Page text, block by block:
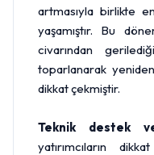
artmasıyla birlikte
yaşamıştır. Bu
civarından
toparlanarak
dikkat çekmiştir.
Teknik destek
yatırımcıların